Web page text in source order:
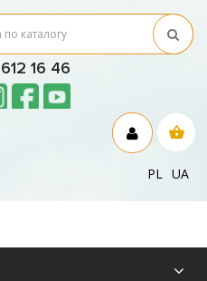
16 46
PL UA